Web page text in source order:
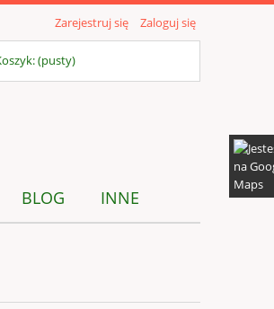
Zarejestruj się Zaloguj się
(pusty)
BLOG INNE